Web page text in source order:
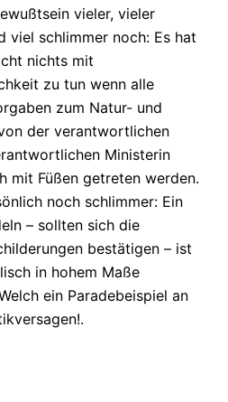
vieler, vieler
viel schlimmer noch: Es hat
nichts mit
zu tun wenn alle
zum Natur- und
der verantwortlichen
Ministerin
mit Füßen getreten werden.
noch schlimmer: Ein
– sollten sich die
bestätigen – ist
in hohem Maße
ein Paradebeispiel an